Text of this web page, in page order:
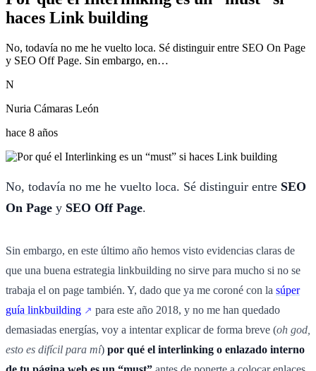
haces Link building
No, todavía no me he vuelto loca. Sé distinguir entre SEO On Page
y SEO Off Page. Sin embargo, en…
N
Nuria Cámaras León
hace 8 años
No, todavía no me he vuelto loca. Sé distinguir entre SEO
On Page y SEO Off Page.
Sin embargo, en este último año hemos visto evidencias claras de
que una buena estrategia linkbuilding no sirve para mucho si no se
trabaja el on page también. Y, dado que ya me coroné con la súper
guía linkbuilding
para este año 2018, y no me han quedado
demasiadas energías, voy a intentar explicar de forma breve (oh god,
esto es difícil para mí) por qué el interlinking o enlazado interno